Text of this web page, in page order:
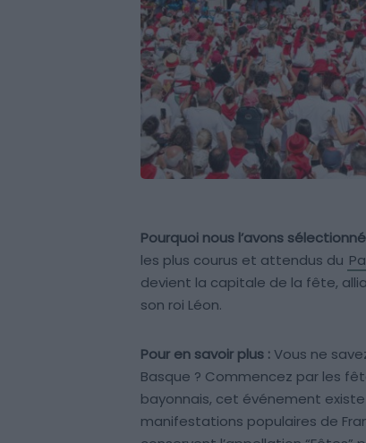
Pourquoi nous l’avons
les plus courus et attendus du
devient la capitale de la fête,
son roi Léon.
Pour en savoir plus :Vous ne
Basque ? Commencez par les
bayonnais, cet événement existe
manifestations populaires de